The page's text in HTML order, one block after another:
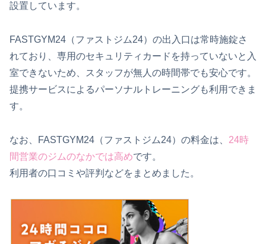
設置しています。
FASTGYM24（ファストジム24）の出入口は常時施錠さ
れており、専用のセキュリティカードを持っていないと入
室できないため、スタッフが無人の時間帯でも安心です。
提携サービスによるパーソナルトレーニングも利用できま
す。
なお、FASTGYM24（ファストジム24）の料金は、 24時
間営業のジムのなかでは高めです。
利用者の口コミや評判などをまとめました。